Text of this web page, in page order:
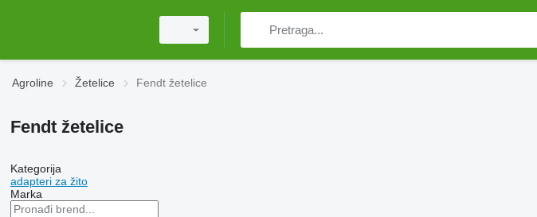
Agroline Žetelice Fendt žetelice
Fendt žetelice
Kategorija
adapteri za žito
Marka